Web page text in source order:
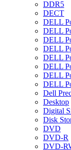
DDR5
DECT
DELL
DELL
DELL
DELL
DELL
DELL
DELL
DELL
Dell
Desktop
Digital
Disk
DVD
DVD-R
DVD-